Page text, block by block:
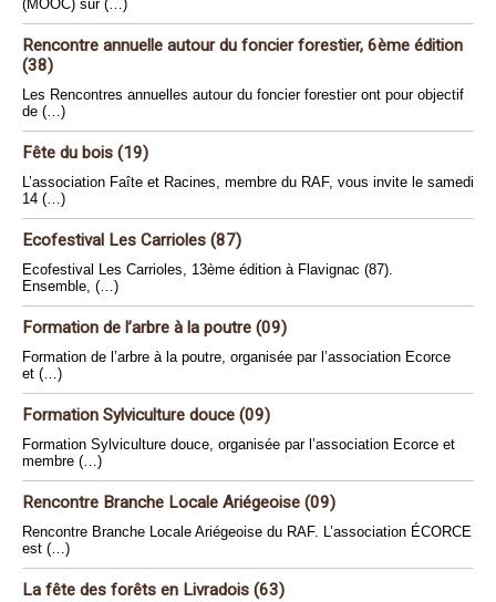
(MOOC) sur (…)
Rencontre annuelle autour du foncier forestier, 6ème édition
(38)
Les Rencontres annuelles autour du foncier forestier ont pour objectif
de (…)
Fête du bois (19)
L’association Faîte et Racines, membre du RAF, vous invite le samedi
14 (…)
Ecofestival Les Carrioles (87)
Ecofestival Les Carrioles, 13ème édition à Flavignac (87).
Ensemble, (…)
Formation de l’arbre à la poutre (09)
Formation de l’arbre à la poutre, organisée par l’association Ecorce
et (…)
Formation Sylviculture douce (09)
Formation Sylviculture douce, organisée par l’association Ecorce et
membre (…)
Rencontre Branche Locale Ariégeoise (09)
Rencontre Branche Locale Ariégeoise du RAF. L’association ÉCORCE
est (…)
La fête des forêts en Livradois (63)